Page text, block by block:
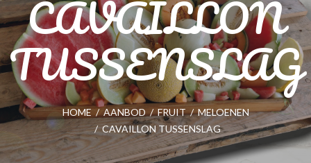
CAVAILLON
TUSSENSLAG
HOME / AANBOD / FRUIT / MELOENEN
/ CAVAILLON TUSSENSLAG